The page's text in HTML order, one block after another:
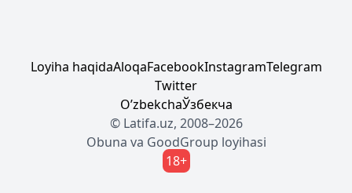
Loyiha haqidaAloqaFacebookInstagramTelegram
Twitter
OʼzbekchaЎзбекча
© Latifa.uz, 2008–2026
Obuna va GoodGroup loyihasi
18+